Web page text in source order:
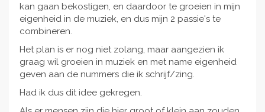
kan gaan bekostigen, en daardoor te groeien in mijn
eigenheid in de muziek, en dus mijn 2 passie's te
combineren.
Het plan is er nog niet zolang, maar aangezien ik
graag wil groeien in muziek en met name eigenheid
geven aan de nummers die ik schrijf/zing.
Had ik dus dit idee gekregen.